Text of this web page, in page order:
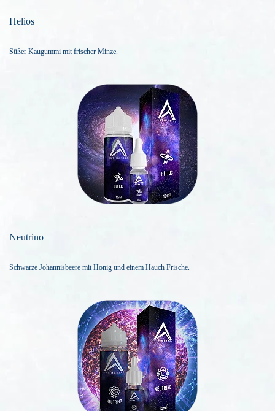
Helios
Süßer Kaugummi mit frischer Minze.
Neutrino
Schwarze Johannisbeere mit Honig und einem Hauch Frische.